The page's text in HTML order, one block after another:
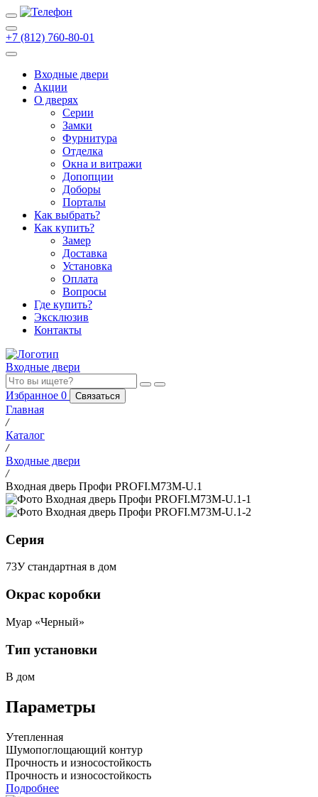
+7 (812) 760-80-01
Входные двери
Акции
О дверях
Cерии
Замки
Фурнитура
Отделка
Окна и витражи
Допопции
Доборы
Порталы
Как выбрать?
Как купить?
Замер
Доставка
Установка
Оплата
Вопросы
Где купить?
Эксклюзив
Контакты
Входные двери
Избранное 0 Связаться
Главная
/
Каталог
/
Входные двери
/
Входная дверь Профи PROFI.M73M-U.1
Серия
73У стандартная в дом
Окрас коробки
Муар «Черный»
Тип установки
В дом
Параметры
Утепленная
Шумопоглощающий контур
Прочность и износостойкость
Прочность и износостойкость
Подробнее